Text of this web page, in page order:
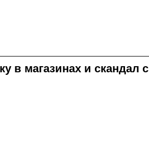
в магазинах и скандал с